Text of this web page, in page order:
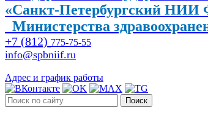
«Санкт-Петербургский НИИ
Министерства
+7 (812) 775-75-55
info@spbniif.ru
Адрес и график работы
Поиск